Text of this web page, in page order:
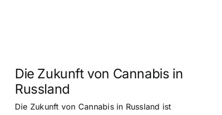
Die Zukunft von Cannabis in
Russland
Die Zukunft von Cannabis in Russland ist